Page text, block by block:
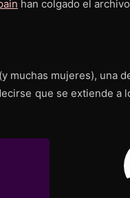
han colgado el
muchas mujeres), una
que se extiende a